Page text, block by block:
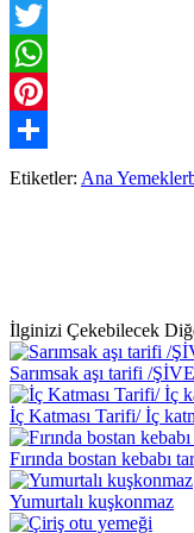
Facebook
Twitter
WhatsApp
Pinterest
Paylaş
Etiketler: Ana Yemekler
İlginizi Çekebilecek
Sarımsak aşı tarifi /
İç Katması Tarifi/ İç
Fırında bostan kebabı
Yumurtalı kuşkonmaz